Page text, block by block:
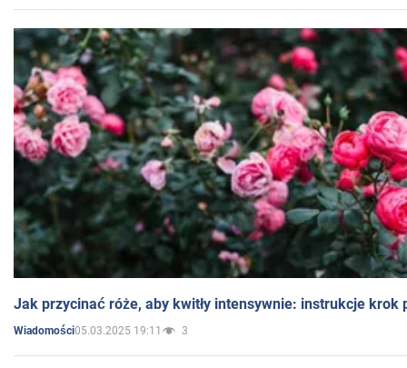
Jak przycinać róże, aby kwitły intensywnie: instrukcje krok
Wiadomości05.03.2025 19:11 3